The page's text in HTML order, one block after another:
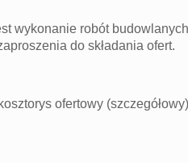
wykonanie robót
do składania ofert.
ofertowy